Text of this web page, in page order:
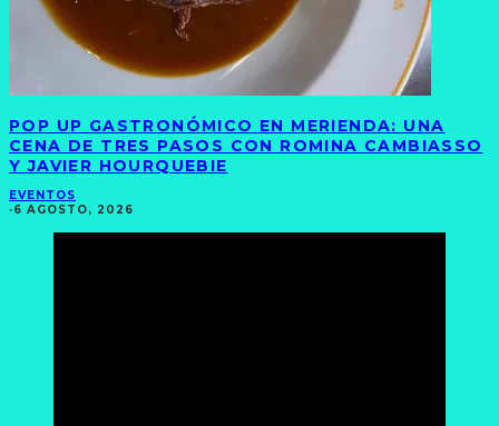
POP UP GASTRONÓMICO EN MERIENDA: UNA
CENA DE TRES PASOS CON ROMINA CAMBIASSO
Y JAVIER HOURQUEBIE
EVENTOS
·6 AGOSTO, 2026